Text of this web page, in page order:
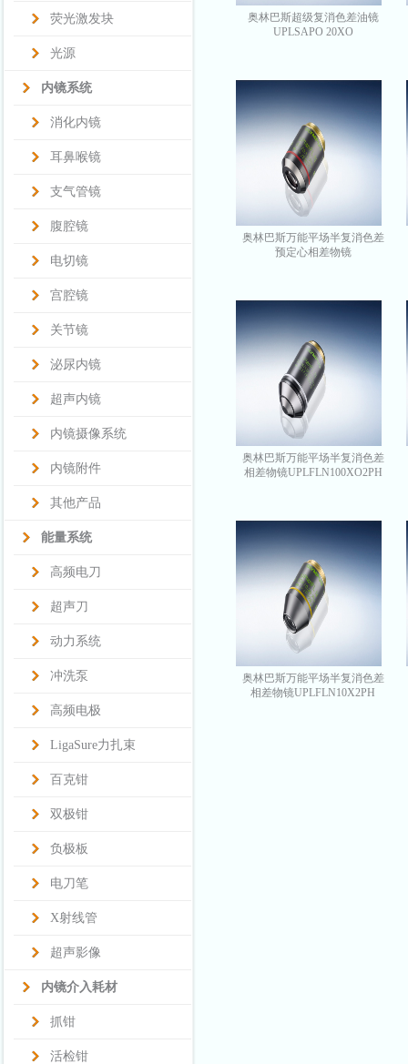
荧光激发块
光源
内镜系统
消化内镜
耳鼻喉镜
支气管镜
腹腔镜
电切镜
宫腔镜
关节镜
泌尿内镜
超声内镜
内镜摄像系统
内镜附件
其他产品
能量系统
高频电刀
超声刀
动力系统
冲洗泵
高频电极
LigaSure力扎束
百克钳
双极钳
负极板
电刀笔
X射线管
超声影像
内镜介入耗材
抓钳
活检钳
奥林巴斯超级复消色差油镜
UPLSAPO 20XO
奥林巴斯万能平场半复消色差
预定心相差物镜
奥林巴斯万能平场半复消色差
相差物镜UPLFLN100XO2PH
奥林巴斯万能平场半复消色差
相差物镜UPLFLN10X2PH